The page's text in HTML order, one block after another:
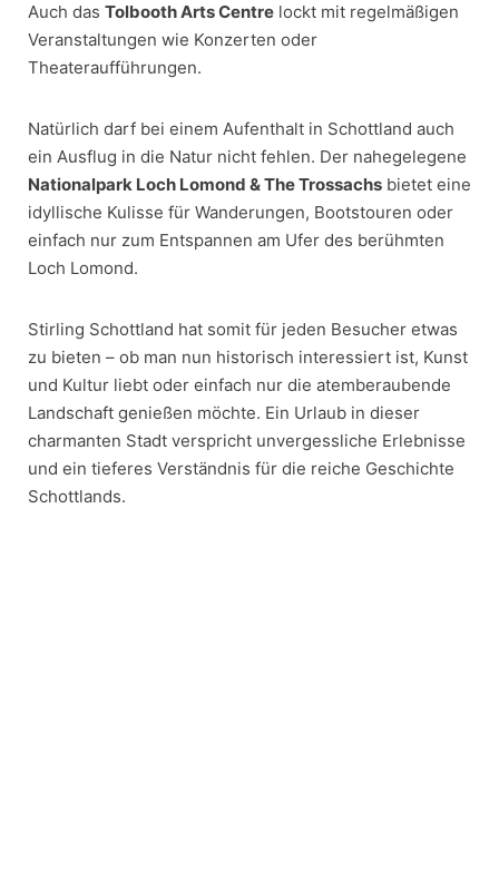
Auch das Tolbooth Arts Centre lockt mit regelmäßigen
Veranstaltungen wie Konzerten oder
Theateraufführungen.
Natürlich darf bei einem Aufenthalt in Schottland auch
ein Ausflug in die Natur nicht fehlen. Der nahegelegene
Nationalpark Loch Lomond & The Trossachs bietet eine
idyllische Kulisse für Wanderungen, Bootstouren oder
einfach nur zum Entspannen am Ufer des berühmten
Loch Lomond.
Stirling Schottland hat somit für jeden Besucher etwas
zu bieten – ob man nun historisch interessiert ist, Kunst
und Kultur liebt oder einfach nur die atemberaubende
Landschaft genießen möchte. Ein Urlaub in dieser
charmanten Stadt verspricht unvergessliche Erlebnisse
und ein tieferes Verständnis für die reiche Geschichte
Schottlands.